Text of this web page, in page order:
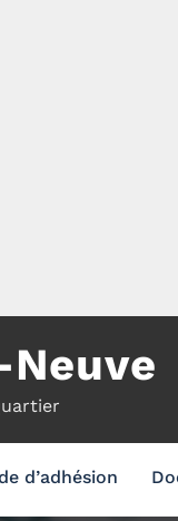
Neuve
d’adhésion